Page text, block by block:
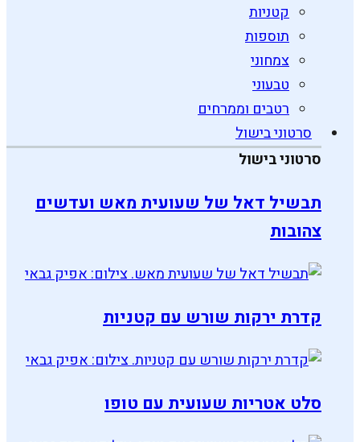
קטניות
תוספות
צמחוני
טבעוני
רטבים וממרחים
סרטוני בישול
סרטוני בישול
תבשיל דאל של שעועית מאש ועדשים
צהובות
קדרת ירקות שורש עם קטניות
סלט אטריות שעועית עם טופו